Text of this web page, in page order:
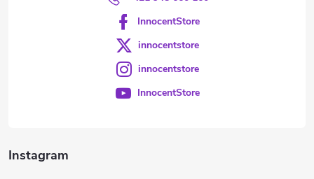
Instagram
InnocentStore
innocentstore
innocentstore
InnocentStore